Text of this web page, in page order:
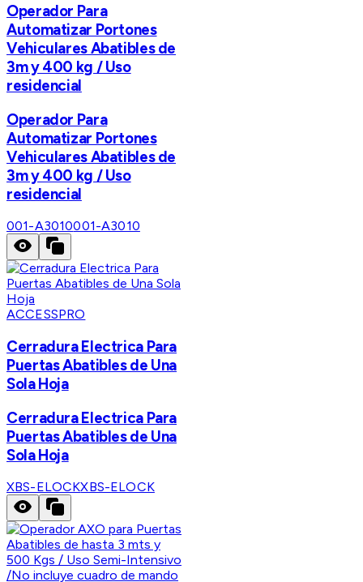
Operador Para
Automatizar Portones
Vehiculares Abatibles de
3m y 400 kg / Uso
residencial
Operador Para
Automatizar Portones
Vehiculares Abatibles de
3m y 400 kg / Uso
residencial
001-A3010001-A3010
ACCESSPRO
Cerradura Electrica Para
Puertas Abatibles de Una
Sola Hoja
Cerradura Electrica Para
Puertas Abatibles de Una
Sola Hoja
XBS-ELOCKXBS-ELOCK